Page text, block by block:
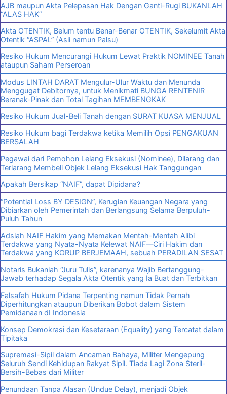
AJB maupun Akta Pelepasan Hak Dengan Ganti-Rugi BUKANLAH
“ALAS HAK”
Akta OTENTIK, Belum tentu Benar-Benar OTENTIK, Sekelumit Akta
Otentik “ASPAL” (Asli namun Palsu)
Resiko Hukum Mencurangi Hukum Lewat Praktik NOMINEE Tanah
ataupun Saham Perseroan
Modus LINTAH DARAT Mengulur-Ulur Waktu dan Menunda
Menggugat Debitornya, untuk Menikmati BUNGA RENTENIR
Beranak-Pinak dan Total Tagihan MEMBENGKAK
Resiko Hukum Jual-Beli Tanah dengan SURAT KUASA MENJUAL
Resiko Hukum bagi Terdakwa ketika Memilih Opsi PENGAKUAN
BERSALAH
Pegawai dari Pemohon Lelang Eksekusi (Nominee), Dilarang dan
Terlarang Membeli Objek Lelang Eksekusi Hak Tanggungan
Apakah Bersikap “NAIF”, dapat Dipidana?
“Potential Loss BY DESIGN”, Kerugian Keuangan Negara yang
Dibiarkan oleh Pemerintah dan Berlangsung Selama Berpuluh-
Puluh Tahun
Adslah NAIF Hakim yang Memakan Mentah-Mentah Alibi
Terdakwa yang Nyata-Nyata Kelewat NAIF—Ciri Hakim dan
Terdakwa yang KORUP BERJEMAAH, sebuah PERADILAN SESAT
Notaris Bukanlah “Juru Tulis”, karenanya Wajib Bertanggung-
Jawab terhadap Segala Akta Otentik yang Ia Buat dan Terbitkan
Falsafah Hukum Pidana Terpenting namun Tidak Pernah
Diperhitungkan ataupun Diberikan Bobot dalam Sistem
Pemidanaan dI Indonesia
Konsep Demokrasi dan Kesetaraan (Equality) yang Tercatat dalam
Tipitaka
Supremasi-Sipil dalam Ancaman Bahaya, Militer Mengepung
Seluruh Sendi Kehidupan Rakyat Sipil. Tiada Lagi Zona Steril-
Bersih-Bebas dari Militer
Penundaan Tanpa Alasan (Undue Delay), menjadi Objek